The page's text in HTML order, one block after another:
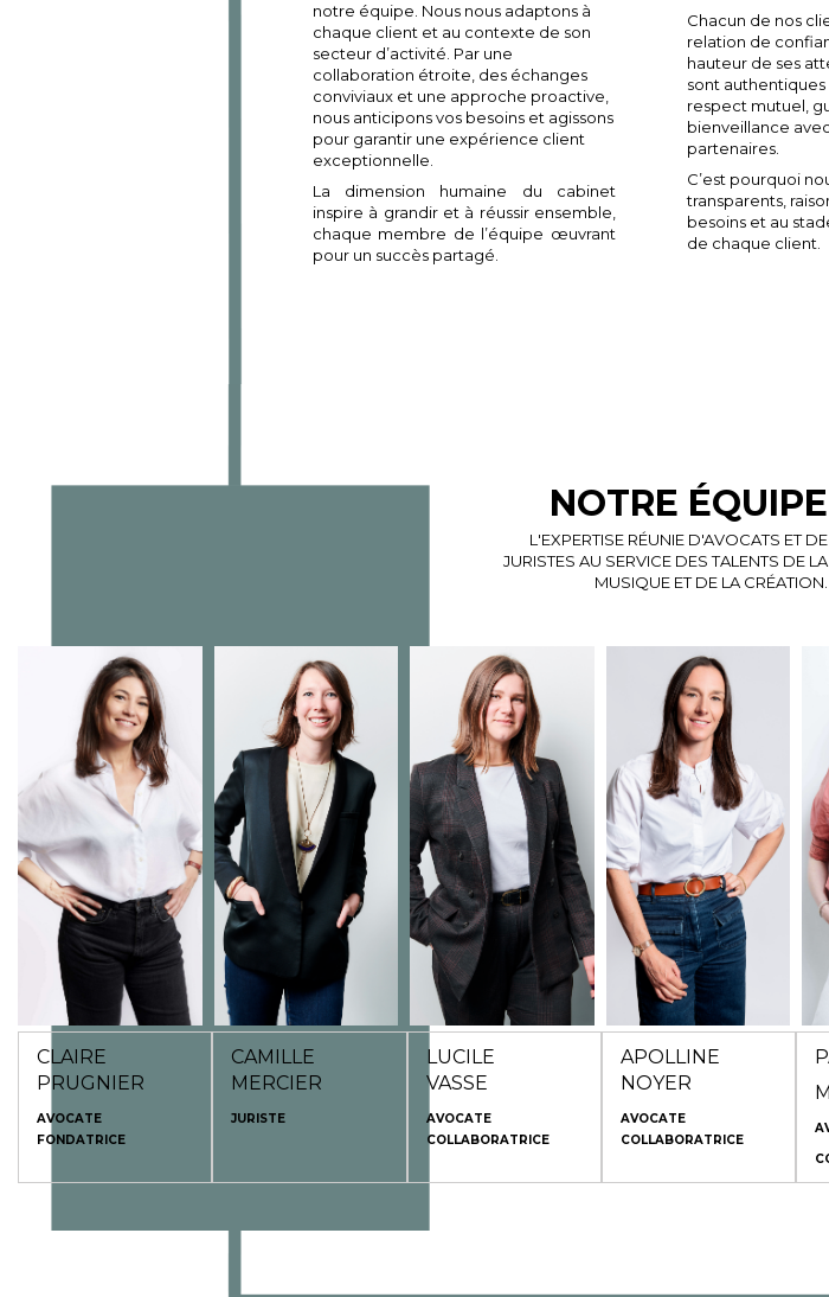
notre équipe. Nous nous adaptons à
chaque client et au contexte de son
secteur d’activité. Par une
collaboration étroite, des échanges
conviviaux et une approche proactive,
nous anticipons vos besoins et agissons
pour garantir une expérience client
exceptionnelle.
La dimension humaine du cabinet
inspire à grandir et à réussir ensemble,
chaque membre de l’équipe œuvrant
pour un succès partagé.
Chacun de nos
relation de
hauteur de ses
sont
respect mutuel,
bienveillance
partenaires.
C’est pourquoi
transparents,
besoins et au
de chaque client.
NOTRE ÉQUIPE
L'EXPERTISE RÉUNIE D'AVOCATS ET DE
JURISTES AU SERVICE DES TALENTS DE LA
MUSIQUE ET DE LA CRÉATION.
CLAIRE PRUGNIER,
avocate au Barreau de
Paris depuis 2008 et
disposant d’une
expérience de 20 ans
dans le domaine de la
propriété
intellectuelle à la fois
dans des cabinets
spécialisés dans les
médias mais
également en
maisons de disque (elle
a notamment travaillé
à Londres pendant 3
ans pour la société de
production et d’édition
CAMILLE MERCIER,
dans un premier
temps juriste en
maison de disque puis
au sein du cabinet
Claire Prugnier
Avocats depuis
Septembre 2021.
LUCILE VASSE,
avocate au Barreau de
Paris depuis 2019. En
Aout 2022, elle a
rejoint le cabinet
Claire Prugnier
Avocats après 3 ans
d’expérience dans un
cabinet reconnu pour
son expertise dans le
secteur de la culture,
des médias et des
communications.
APOLLINE NOYER,
avocate au Barreau de
Paris depuis 2017. Elle
rejoint le cabinet
Claire Prugnier
Avocats en octobre
2024, après une
première expérience
de six années au sein
d’un cabinet spécialisé
en Propriété
Intellectuelle et Droit
de la Musique.
CLAIRE
PRUGNIER
AVOCATE
FONDATRICE
CAMILLE
MERCIER
JURISTE
LUCILE
VASSE
AVOCATE
COLLABORATRICE
APOLLINE
NOYER
AVOCATE
COLLABORATRICE